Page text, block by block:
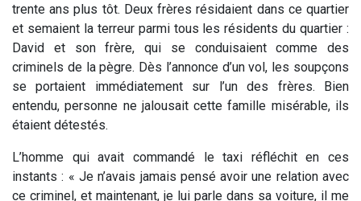
trente ans plus tôt. Deux frères résidaient dans ce quartier
et semaient la terreur parmi tous les résidents du quartier :
David et son frère, qui se conduisaient comme des
criminels de la pègre. Dès l’annonce d’un vol, les soupçons
se portaient immédiatement sur l’un des frères. Bien
entendu, personne ne jalousait cette famille misérable, ils
étaient détestés.
L’homme qui avait commandé le taxi réfléchit en ces
instants : « Je n’avais jamais pensé avoir une relation avec
ce criminel, et maintenant, je lui parle dans sa voiture, il me